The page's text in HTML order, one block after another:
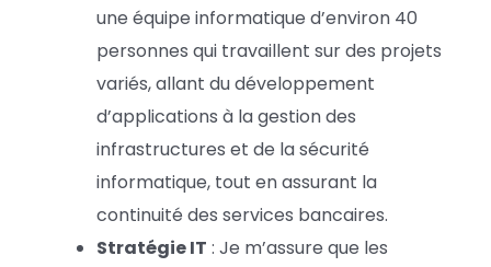
une équipe informatique d’environ 40
personnes qui travaillent sur des projets
variés, allant du développement
d’applications à la gestion des
infrastructures et de la sécurité
informatique, tout en assurant la
continuité des services bancaires.
Stratégie IT : Je m’assure que les